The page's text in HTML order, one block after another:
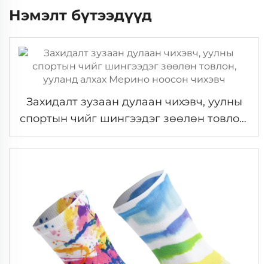
Нэмэлт бүтээдүүд
Захидалт зузаан дулаан чихэвч, уулны
спортын чийг шингээдэг зөөлөн товлон,
ууланд алхах Мерино ноосон чихэвч